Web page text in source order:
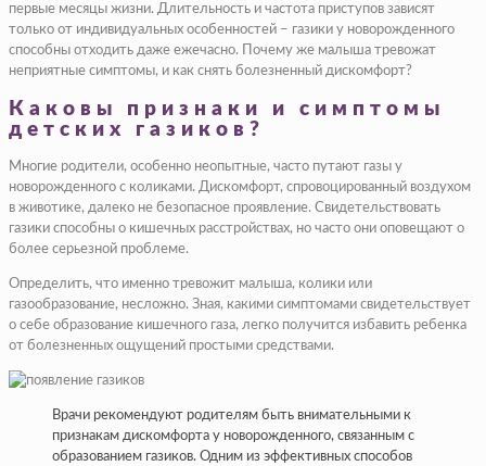
первые месяцы жизни. Длительность и частота приступов зависят
только от индивидуальных особенностей – газики у новорожденного
способны отходить даже ежечасно. Почему же малыша тревожат
неприятные симптомы, и как снять болезненный дискомфорт?
Каковы признаки и симптомы
детских газиков?
Многие родители, особенно неопытные, часто путают газы у
новорожденного с коликами. Дискомфорт, спровоцированный воздухом
в животике, далеко не безопасное проявление. Свидетельствовать
газики способны о кишечных расстройствах, но часто они оповещают о
более серьезной проблеме.
Определить, что именно тревожит малыша, колики или
газообразование, несложно. Зная, какими симптомами свидетельствует
о себе образование кишечного газа, легко получится избавить ребенка
от болезненных ощущений простыми средствами.
Врачи рекомендуют родителям быть внимательными к
признакам дискомфорта у новорожденного, связанным с
образованием газиков. Одним из эффективных способов